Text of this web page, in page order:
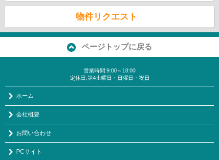
物件リクエスト
ページトップに戻る
営業時間:9:00～18:00
定休日:第4土曜日・日曜日・祝日
ホーム
会社概要
お問い合わせ
PCサイト